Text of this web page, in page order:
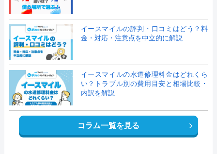
イースマイルの評判・口コミはどう？料
金・対応・注意点を中立的に解説
イースマイルの水道修理料金はどれくら
い？トラブル別の費用目安と相場比較・
内訳を解説
コラム一覧を見る